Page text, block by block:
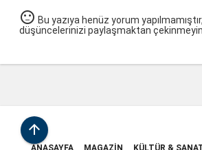
sentiment_neutral Bu yazıya henüz yorum
düşüncelerinizi paylaşmaktan
